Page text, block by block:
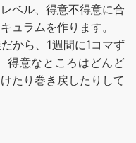
ベル、得意不得意に合
ュラムを作ります。
から、1週間に1コマず
得意なところはどんど
たり巻き戻したりして